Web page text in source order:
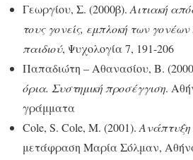
Γεωργίου, Σ. (2000β). Αιτιακή
τους γονείς, εμπλοκή των γονέων
παιδιού, Ψυχολογία 7, 191-206
Παπαδιώτη – Αθανασίου, Β.
όρια. Συστημική προσέγγιση.
γράμματα
Cole, S. Cole, M. (2001). Ανάπτυξη
μετάφραση Μαρία Σόλμαν,